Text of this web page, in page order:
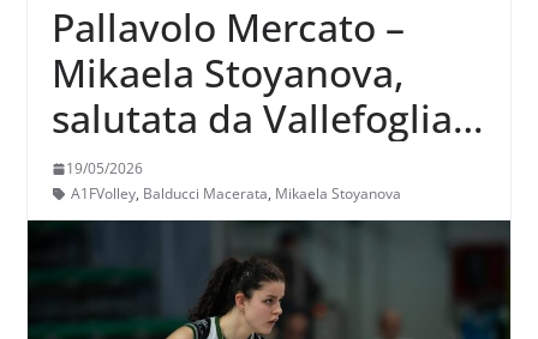
Pallavolo Mercato –
Mikaela Stoyanova,
salutata da Vallefoglia,
potrebbe accasarsi a
Macerata?
19/05/2026
A1FVolley, Balducci Macerata, Mikaela Stoyanova